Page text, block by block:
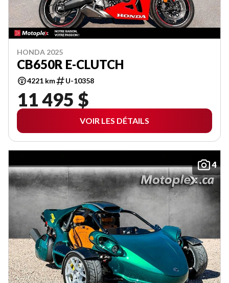
HONDA 2025
CB650R E-CLUTCH
4221 km U-10358
11 495 $
VOIR LES DÉTAILS
4